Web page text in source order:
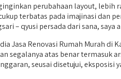
perubahaan layout,
terbatas pada imajinasi dan
– qyusi persada dari sana,
Jasa Renovasi Rumah Murah
segalanya atas benar termasuk
seusai disetujui,